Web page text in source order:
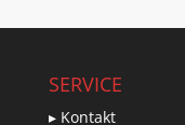
SERVICE
▸ Kontakt